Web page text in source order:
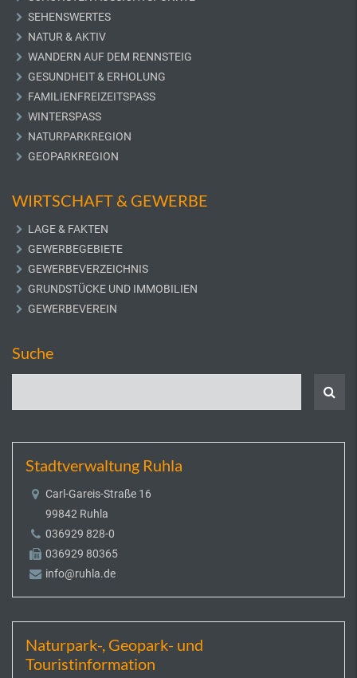
SEHENSWERTES
NATUR & AKTIV
WANDERN AUF DEM RENNSTEIG
GESUNDHEIT & ERHOLUNG
FAMILIENFREIZEITSPASS
WINTERSPASS
NATURPARKREGION
GEOPARKREGION
WIRTSCHAFT & GEWERBE
LAGE & FAKTEN
GEWERBEGEBIETE
GEWERBEVERZEICHNIS
GRUNDSTÜCKE UND IMMOBILIEN
GEWERBEVEREIN
Suche
Stadtverwaltung Ruhla
Carl-Gareis-Straße 16
99842 Ruhla
036929 828-0
036929 80365
info@ruhla.de
Naturpark-, Geopark- und
Touristinformation